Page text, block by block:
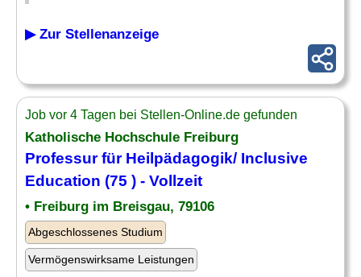
▶ Zur Stellenanzeige
Job vor 4 Tagen bei Stellen-Online.de gefunden
Katholische Hochschule Freiburg
Professur für Heilpädagogik/ Inclusive
Education (75 ) - Vollzeit
• Freiburg im Breisgau, 79106
Abgeschlossenes Studium
Vermögenswirksame Leistungen